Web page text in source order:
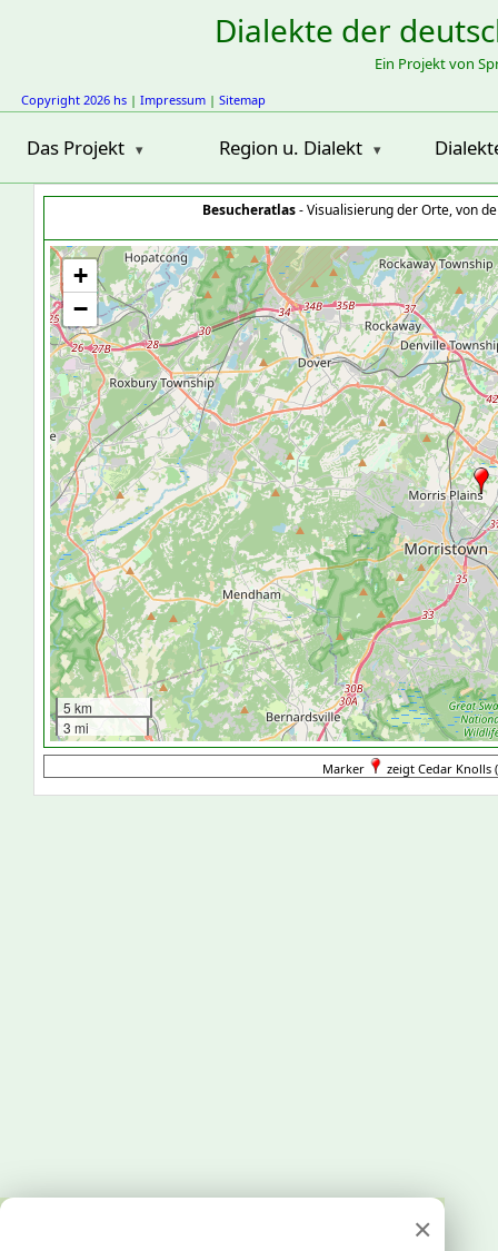
Dialekte der
Ein Projekt von
Copyright 2026 hs | Impressum | Sitemap
Das Projekt Region u. Dialekt
Besucheratlas- Visualisierung der Orte, von
+
−
5 km
3 mi
Marker zeigt Cedar Knolls
×